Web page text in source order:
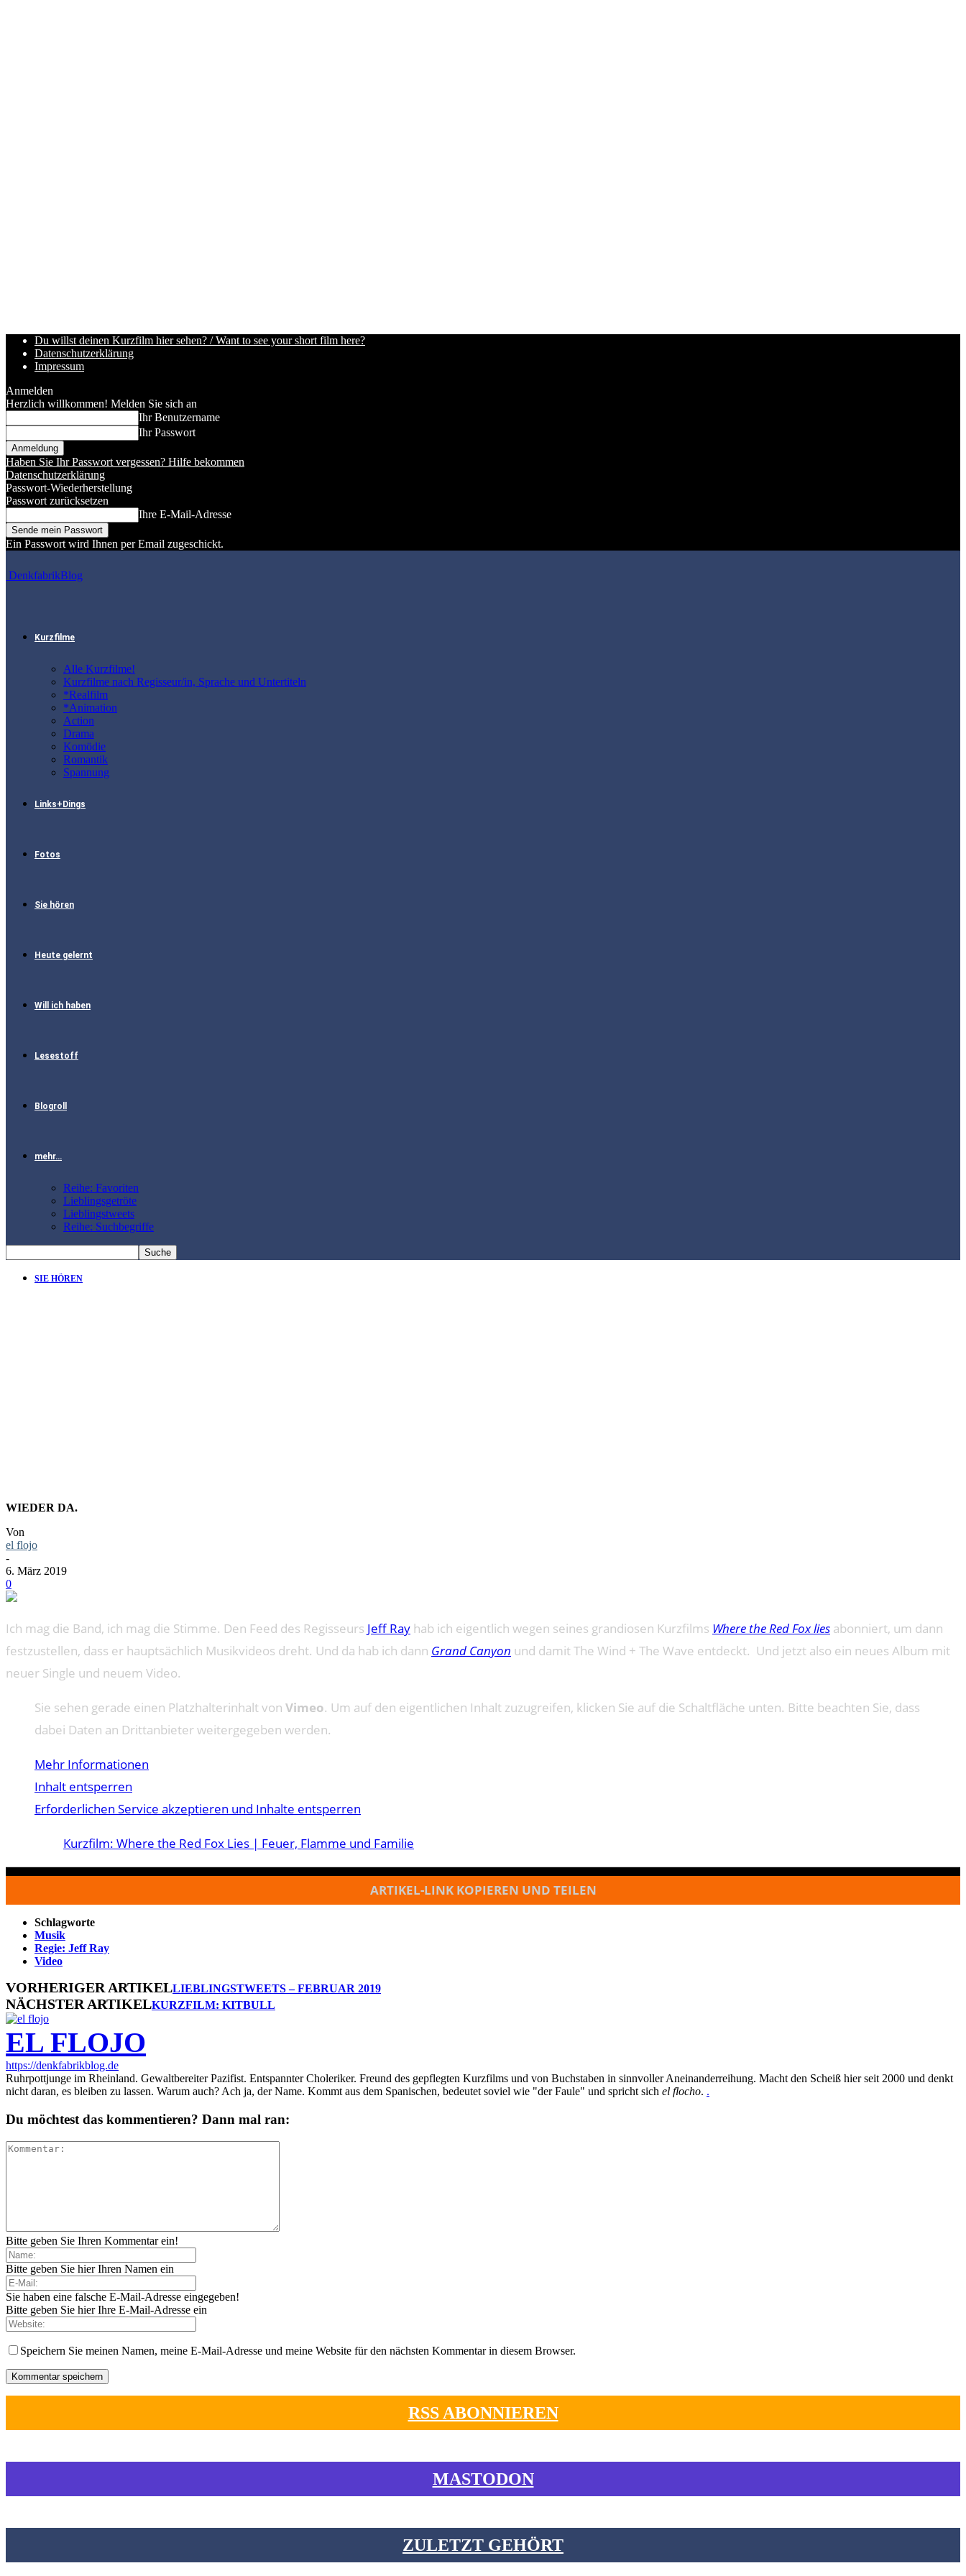
Du willst deinen Kurzfilm hier sehen? / Want to see your short film here?
Datenschutzerklärung
Impressum
Anmelden
Herzlich willkommen! Melden Sie sich an
Ihr Benutzername
Ihr Passwort
Haben Sie Ihr Passwort vergessen? Hilfe bekommen
Datenschutzerklärung
Passwort-Wiederherstellung
Passwort zurücksetzen
Ihre E-Mail-Adresse
Ein Passwort wird Ihnen per Email zugeschickt.
DenkfabrikBlog
Kurzfilme
Alle Kurzfilme!
Kurzfilme nach Regisseur/in, Sprache und Untertiteln
*Realfilm
*Animation
Action
Drama
Komödie
Romantik
Spannung
Links+Dings
Fotos
Sie hören
Heute gelernt
Will ich haben
Lesestoff
Blogroll
mehr…
Reihe: Favoriten
Lieblingsgetröte
Lieblingstweets
Reihe: Suchbegriffe
SIE HÖREN
WIEDER DA.
Von
el flojo
-
6. März 2019
0
Ich mag die Band, ich mag die Stimme. Den Feed des Regisseurs Jeff Ray hab ich eigentlich wegen seines grandiosen Kurzfilms Where the Red Fox lies abonniert, um dann
festzustellen, dass er hauptsächlich Musikvideos dreht. Und da hab ich dann Grand Canyon und damit The Wind + The Wave entdeckt. Und jetzt also ein neues Album mit
neuer Single und neuem Video.
Sie sehen gerade einen Platzhalterinhalt von Vimeo. Um auf den eigentlichen Inhalt zuzugreifen, klicken Sie auf die Schaltfläche unten. Bitte beachten Sie, dass
dabei Daten an Drittanbieter weitergegeben werden.
Mehr Informationen
Inhalt entsperren
Erforderlichen Service akzeptieren und Inhalte entsperren
Kurzfilm: Where the Red Fox Lies | Feuer, Flamme und Familie
ARTIKEL-LINK KOPIEREN UND TEILEN
Schlagworte
Musik
Regie: Jeff Ray
Video
VORHERIGER ARTIKELLIEBLINGSTWEETS – FEBRUAR 2019
NÄCHSTER ARTIKELKURZFILM: KITBULL
EL FLOJO
https://denkfabrikblog.de
Ruhrpottjunge im Rheinland. Gewaltbereiter Pazifist. Entspannter Choleriker. Freund des gepflegten Kurzfilms und von Buchstaben in sinnvoller Aneinanderreihung. Macht den Scheiß hier seit 2000 und denkt
nicht daran, es bleiben zu lassen. Warum auch? Ach ja, der Name. Kommt aus dem Spanischen, bedeutet soviel wie "der Faule" und spricht sich el flocho. .
Du möchtest das kommentieren? Dann mal ran:
Bitte geben Sie Ihren Kommentar ein!
Bitte geben Sie hier Ihren Namen ein
Sie haben eine falsche E-Mail-Adresse eingegeben!
Bitte geben Sie hier Ihre E-Mail-Adresse ein
Speichern Sie meinen Namen, meine E-Mail-Adresse und meine Website für den nächsten Kommentar in diesem Browser.
RSS ABONNIEREN
MASTODON
ZULETZT GEHÖRT